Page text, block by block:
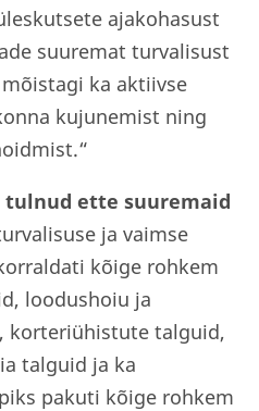
ajakohasust
suuremat turvalisust
ka aktiivse
kujunemist ning
tulnud ette suuremaid
ja vaimse
kõige rohkem
loodushoiu ja
korteriühistute talguid,
talguid ja ka
pakuti kõige rohkem